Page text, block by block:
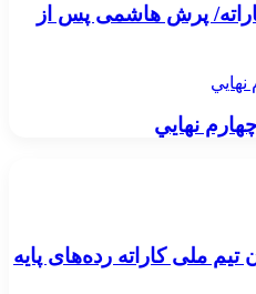
پرش هاشمی پس از
نهايي
ملی کاراته رده‌های پایه